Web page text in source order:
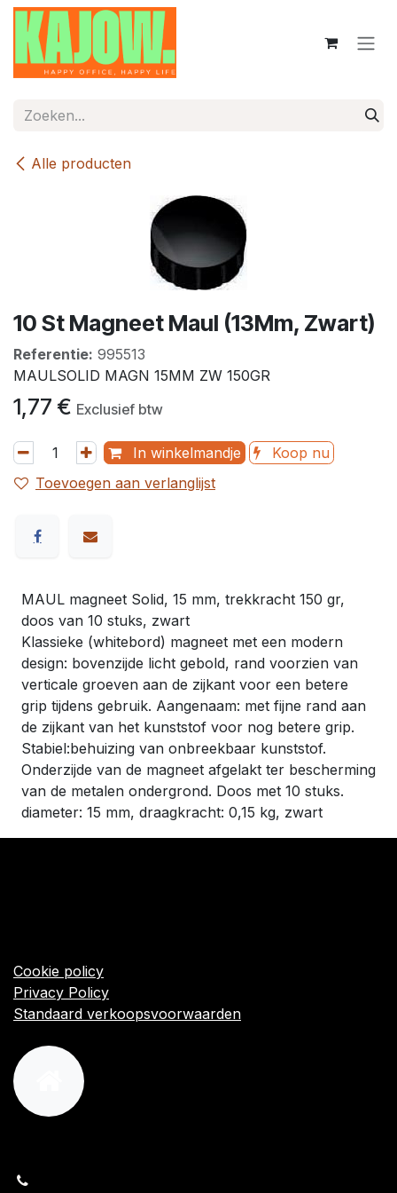
Overslaan naar inhoud
Alle producten
10 St Magneet Maul (13Mm, Zwart)
Referentie: 995513
MAULSOLID MAGN 15MM ZW 150GR
1,77 € Exclusief btw
In winkelmandje
Koop nu
Toevoegen aan verlanglijst
MAUL magneet Solid, 15 mm, trekkracht 150 gr,
doos van 10 stuks, zwart
Klassieke (whitebord) magneet met een modern
design: bovenzijde licht gebold, rand voorzien van
verticale groeven aan de zijkant voor een betere
grip tijdens gebruik. Aangenaam: met fijne rand aan
de zijkant van het kunststof voor nog betere grip.
Stabiel:behuizing van onbreekbaar kunststof.
Onderzijde van de magneet afgelakt ter bescherming
van de metalen ondergrond. Doos met 10 stuks.
diameter: 15 mm, draagkracht: 0,15 kg, zwart
Cookie policy
Privacy Policy
Standaard verkoopsvoorwaarden